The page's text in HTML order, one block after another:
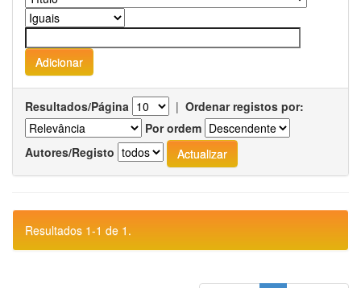
Resultados/Página | Ordenar registos por:
Por ordem
Autores/Registo
Resultados 1-1 de 1.